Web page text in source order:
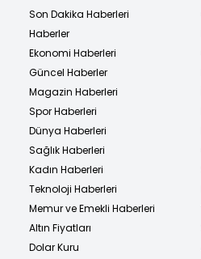
Son Dakika Haberleri
Haberler
Ekonomi Haberleri
Güncel Haberler
Magazin Haberleri
Spor Haberleri
Dünya Haberleri
Sağlık Haberleri
Kadın Haberleri
Teknoloji Haberleri
Memur ve Emekli Haberleri
Altın Fiyatları
Dolar Kuru